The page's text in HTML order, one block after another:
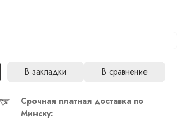
В закладки В сравнение
Срочная платная доставка по
Минску: